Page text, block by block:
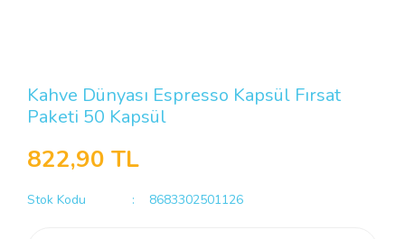
Kahve Dünyası Espresso Kapsül Fırsat
Paketi 50 Kapsül
822,90 TL
Stok Kodu 8683302501126